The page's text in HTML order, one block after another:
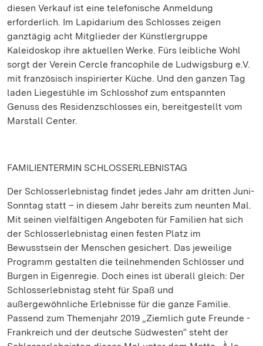
diesen Verkauf ist eine telefonische Anmeldung
erforderlich. Im Lapidarium des Schlosses zeigen
ganztägig acht Mitglieder der Künstlergruppe
Kaleidoskop ihre aktuellen Werke. Fürs leibliche Wohl
sorgt der Verein Cercle francophile de Ludwigsburg e.V.
mit französisch inspirierter Küche. Und den ganzen Tag
laden Liegestühle im Schlosshof zum entspannten
Genuss des Residenzschlosses ein, bereitgestellt vom
Marstall Center.
FAMILIENTERMIN SCHLOSSERLEBNISTAG
Der Schlosserlebnistag findet jedes Jahr am dritten Juni-
Sonntag statt – in diesem Jahr bereits zum neunten Mal.
Mit seinen vielfältigen Angeboten für Familien hat sich
der Schlosserlebnistag einen festen Platz im
Bewusstsein der Menschen gesichert. Das jeweilige
Programm gestalten die teilnehmenden Schlösser und
Burgen in Eigenregie. Doch eines ist überall gleich: Der
Schlosserlebnistag steht für Spaß und
außergewöhnliche Erlebnisse für die ganze Familie.
Passend zum Themenjahr 2019 „Ziemlich gute Freunde -
Frankreich und der deutsche Südwesten“ steht der